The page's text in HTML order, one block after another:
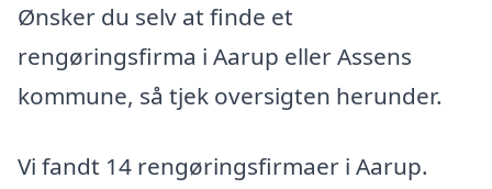
Ønsker du selv at finde et
rengøringsfirma i Aarup eller Assens
kommune, så tjek oversigten herunder.
Vi fandt 14 rengøringsfirmaer i Aarup.